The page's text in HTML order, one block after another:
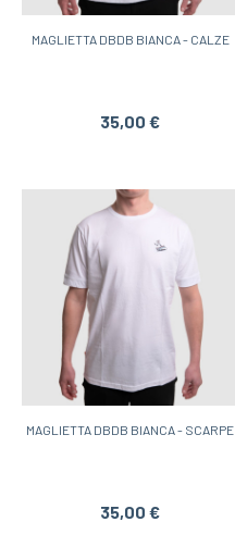
MAGLIETTA DBDB BIANCA - CALZE
35,00 €
MAGLIETTA DBDB BIANCA - SCARPE
35,00 €